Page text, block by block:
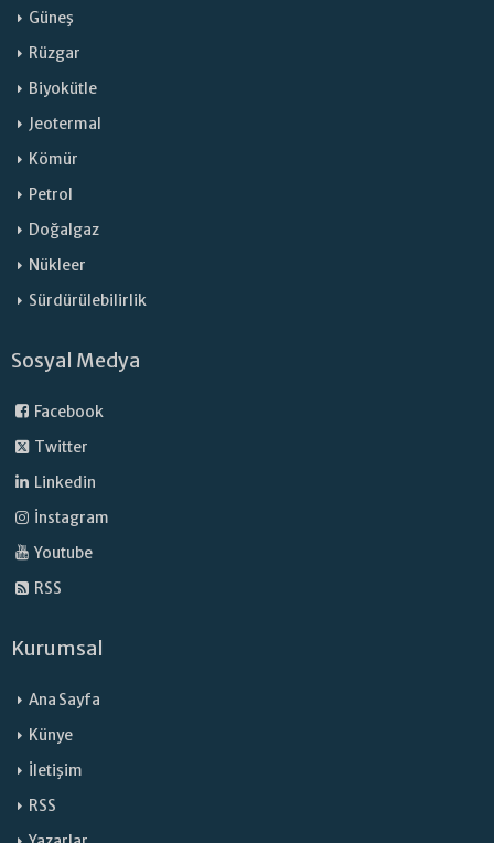
Güneş
Rüzgar
Biyokütle
Jeotermal
Kömür
Petrol
Doğalgaz
Nükleer
Sürdürülebilirlik
Sosyal Medya
Facebook
Twitter
Linkedin
İnstagram
Youtube
RSS
Kurumsal
Ana Sayfa
Künye
İletişim
RSS